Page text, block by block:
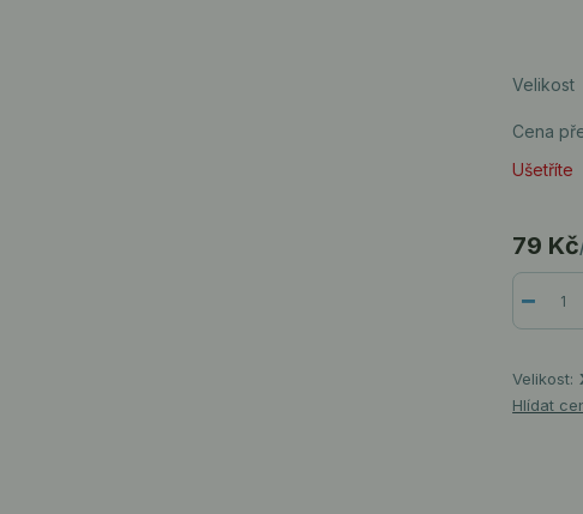
Velikost
Cena
Ušetříte
79 Kč
Velikost:
Hlídat